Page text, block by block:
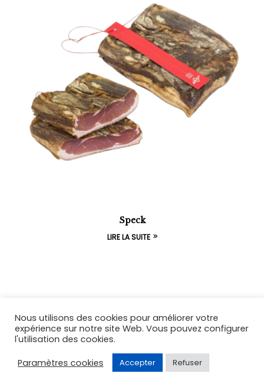
Speck
LIRE LA SUITE
Coppyright © 2026
Reserved.
Nous utilisons des cookies pour améliorer votre
expérience sur notre site Web. Vous pouvez configurer
l'utilisation des cookies.
Paramètres cookies
Accepter Refuser